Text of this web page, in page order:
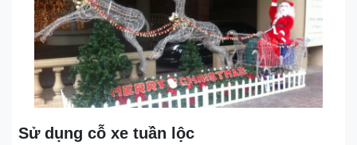
Sử dụng cỗ xe tuần lộc